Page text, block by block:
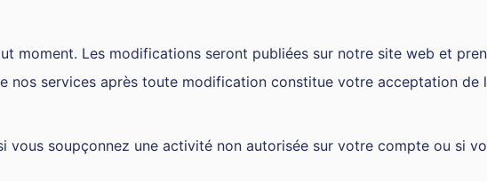
moment. Les modifications seront publiées sur notre site web et
nos services après toute modification constitue votre acceptation de
vous soupçonnez une activité non autorisée sur votre compte ou si